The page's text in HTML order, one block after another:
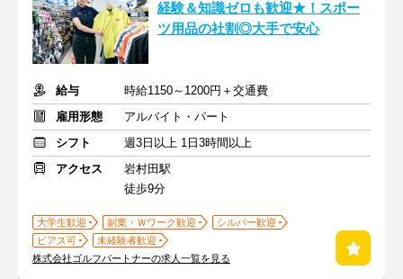
経験＆知識ゼロも歓迎★！スポー
ツ用品の社割◎大手で安心
給与
時給1150～1200円＋交通費
雇用形態
アルバイト・パート
シフト
週3日以上 1日3時間以上
アクセス
岩村田駅
徒歩9分
大学生歓迎 副業・Ｗワーク歓迎
シルバー歓迎
ピアス可
未経験者歓迎
株式会社ゴルフパートナーの求人一覧を見る